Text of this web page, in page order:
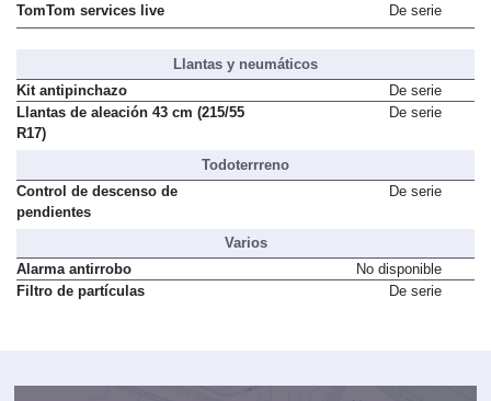
TomTom services live De serie
Llantas y neumáticos
Kit antipinchazo
De serie
Llantas de aleación 43 cm (215/55
R17)
De serie
Todoterrreno
Control de descenso de
pendientes
De serie
Varios
Alarma antirrobo
No disponible
Filtro de partículas
De serie